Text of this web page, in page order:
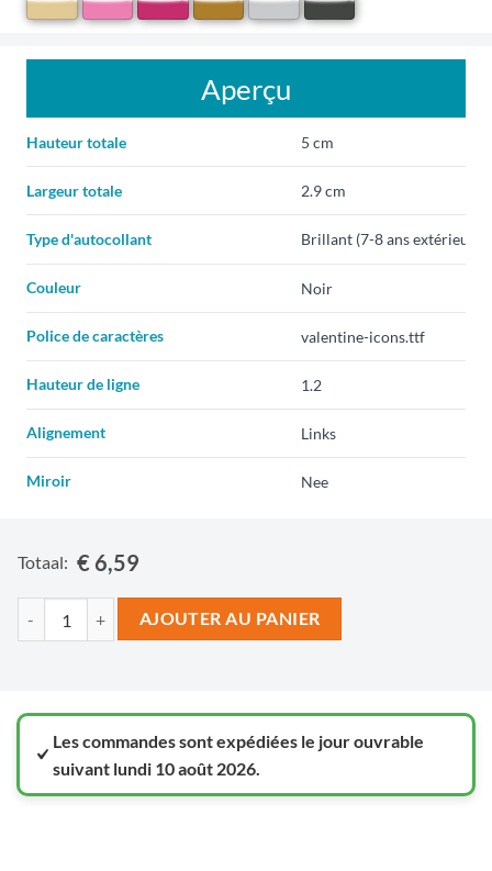
Aperçu
Hauteur totale
Largeur totale
Type d'autocollant
Couleur
Police de caractères
Hauteur de ligne
Alignement
Miroir
Totaal: € 6,59
AJOUTER AU PANIER
Les commandes sont expédiées le jour ouvrable
suivant lundi 10 août 2026.